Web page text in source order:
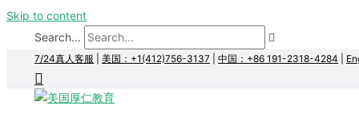
Skip to content
Search...
7/24真人客服 美国：+1(412)756-3137 中国：+86 191-2318-4284